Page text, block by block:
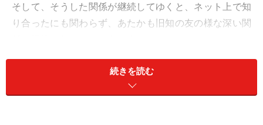
そして、そうした関係が継続してゆくと、ネット上で知
り合ったにも関わらず、あたかも旧知の友の様な深い関
係が成り立っているという訳です。
続きを読む